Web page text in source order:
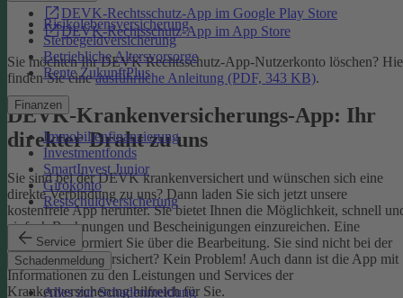
Risikolebensversicherung
Sterbegeldversicherung
Betriebliche Altersvorsorge
Rente ZukunftPlus
Finanzen
Immobilienfinanzierung
Investmentfonds
SmartInvest Junior
Girokonto
Restschuldversicherung
Service
Schadenmeldung
Alles zur Schadenmeldung
DEVK-Rechtsschutz-App im Google Play Store
DEVK-Rechtsschutz-App im App Store
Sie möchten Ihr DEVK Rechtsschutz-App-Nutzerkonto löschen?
finden Sie eineausführliche Anleitung (PDF, 343 KB).
DEVK-Krankenversicherungs-App: Ihr
direkter Draht zu uns
Sie sind bei der DEVK krankenversichert und wünschen sich eine
direkte Verbindung zu uns? Dann laden Sie sich jetzt unsere
kostenfreie App herunter. Sie bietet Ihnen die Möglichkeit, schnell
einfach Rechnungen und Bescheinigungen einzureichen. Eine
Nachricht informiert Sie über die Bearbeitung. Sie sind nicht bei der
DEVK krankenversichert? Kein Problem! Auch dann ist die App mit
Informationen zu den Leistungen und Services der
Krankenversicherung hilfreich für Sie.